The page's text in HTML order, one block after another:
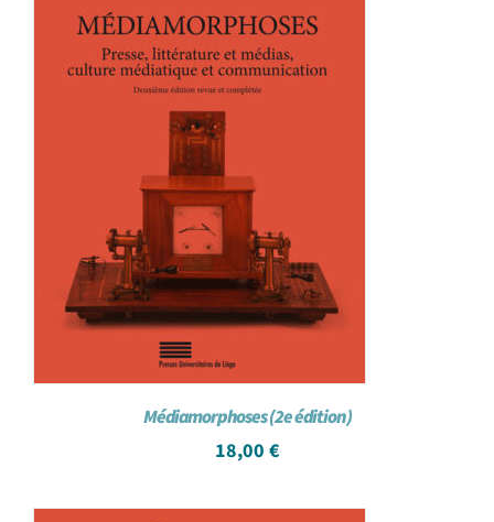
Médiamorphoses (2e édition)
18,00 €